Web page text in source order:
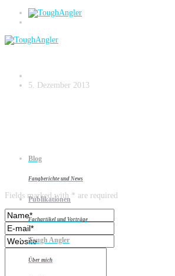
Blog
Fangberichte und News
Publikationen
Fachartikel und Vorträge
Tough Angler
Über mich
Barsch auf ZipBaits Wobbler
5. Dezember 2013
Leave a reply
Fields marked with * are required